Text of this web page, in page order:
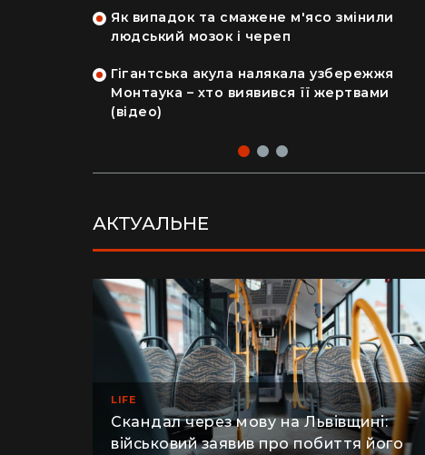
Як випадок та смажене м'ясо змінили
Гігантська акула налякала узбережжя
Монтаука – хто виявився її жертвами
LIFE
Скандал через мову на Львівщині: